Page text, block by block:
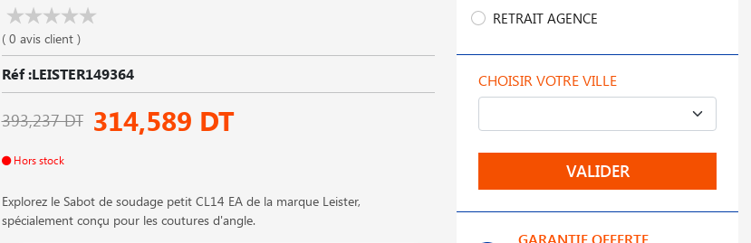
( 0 avis client )
Réf :LEISTER149364
393,237 DT 314,589 DT
Hors stock
Explorez le Sabot de soudage petit CL14 EA de la marque Leister,
spécialement conçu pour les coutures d'angle.
RETRAIT AGENCE
CHOISIR VOTRE VILLE
VALIDER
GARANTIE OFFERTE